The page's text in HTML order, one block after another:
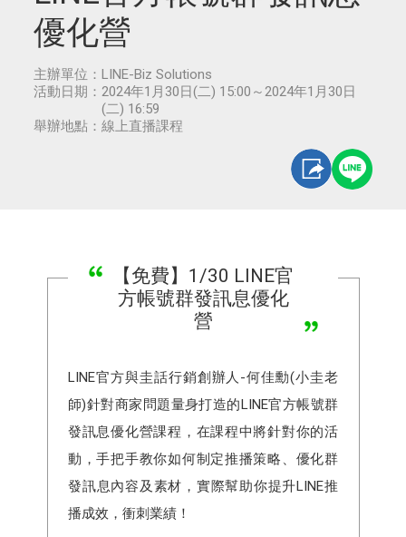
優化營
主辦單位： LINE-Biz Solutions
活動日期： 2024年1月30日(二) 15:00～2024年1月30日
(二) 16:59
舉辦地點： 線上直播課程
【免費】1/30 LINE官
方帳號群發訊息優化
營
LINE官方與圭話行銷創辦人-何佳勳(小圭老
師)針對商家問題量身打造的LINE官方帳號群
發訊息優化營課程，在課程中將針對你的活
動，手把手教你如何制定推播策略、優化群
發訊息內容及素材，實際幫助你提升LINE推
播成效，衝刺業績！